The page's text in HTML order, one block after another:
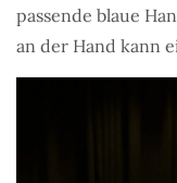
passende blaue
an der Hand kann